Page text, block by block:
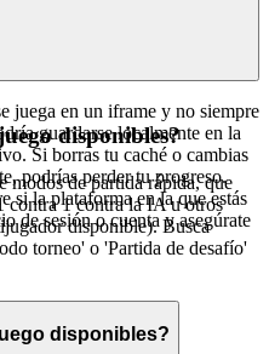
juega en un iframe y no siempre
guardarse localmente en la
Si borras tu caché o cambias
podrías perder tu progreso.
si la plataforma en la que estás
de sesión o cuenta y asegúrate
disponibles?
modos de partida rápida, que
contra 1 contra la IA u otros
disponible). Busca
torneo' o 'Partida de desafío'
disponibles?